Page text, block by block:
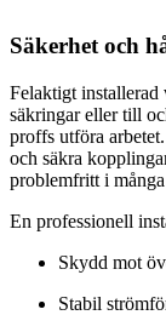
Säkerhet och
Felaktigt installerad
säkringar eller till
proffs utföra
och säkra
problemfritt i många
En professionell
Skydd mot
Stabil